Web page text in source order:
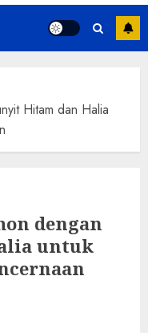
Hitam dan Halia
dengan
untuk